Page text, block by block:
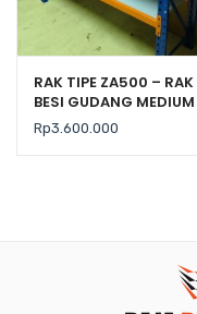
RAK TIPE ZA500 – RAK
BESI GUDANG MEDIUM
DUTY KAP. 500 KG
Rp3.600.000